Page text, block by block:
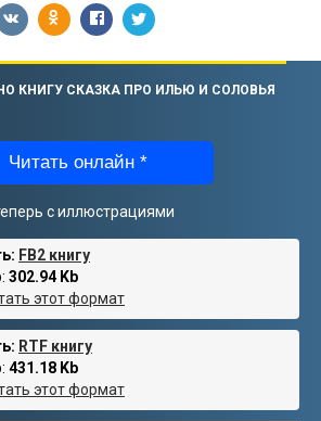
КНИГУ СКАЗКА ПРО ИЛЬЮ И СОЛОВЬЯ
Читать онлайн *
с иллюстрациями
FB2 книгу
302.94 Kb
этот формат
RTF книгу
431.18 Kb
этот формат